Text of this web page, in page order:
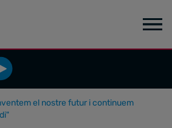
el nostre futur i continuem